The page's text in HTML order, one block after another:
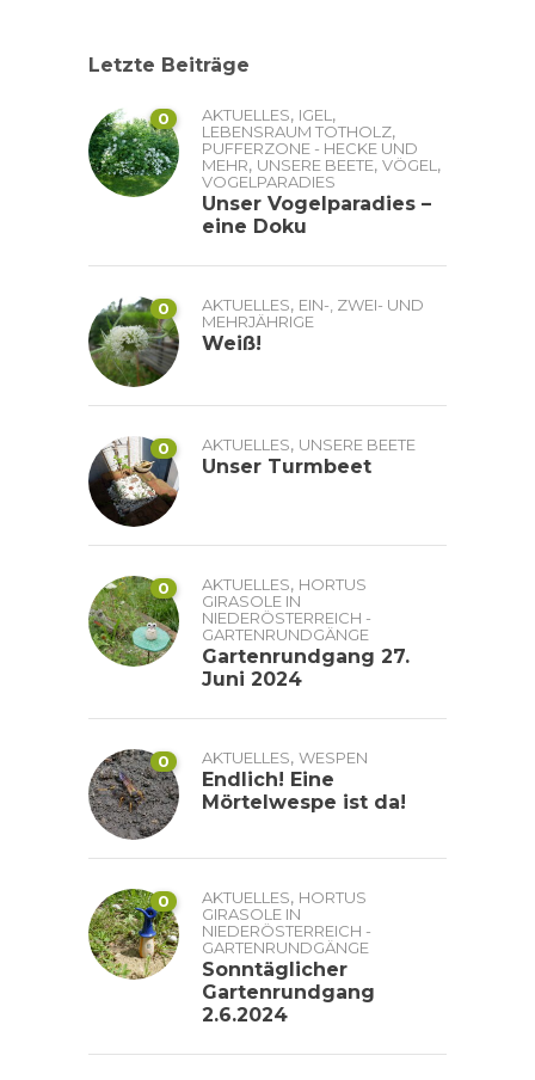
Letzte Beiträge
0 AKTUELLES, IGEL ,
LEBENSRAUM TOTHOLZ,
PUFFERZONE - HECKE UND
MEHR, UNSERE BEETE, VÖGEL ,
VOGELPARADIES
Unser Vogelparadies –
eine Doku
0 AKTUELLES, EIN-, ZWEI- UND
MEHRJÄHRIGE
Weiß!
0 AKTUELLES, UNSERE BEETE
Unser Turmbeet
0 AKTUELLES, HORTUS
GIRASOLE IN
NIEDERÖSTERREICH -
GARTENRUNDGÄNGE
Gartenrundgang 27.
Juni 2024
0 AKTUELLES, WESPEN
Endlich! Eine
Mörtelwespe ist da!
0 AKTUELLES, HORTUS
GIRASOLE IN
NIEDERÖSTERREICH -
GARTENRUNDGÄNGE
Sonntäglicher
Gartenrundgang
2.6.2024